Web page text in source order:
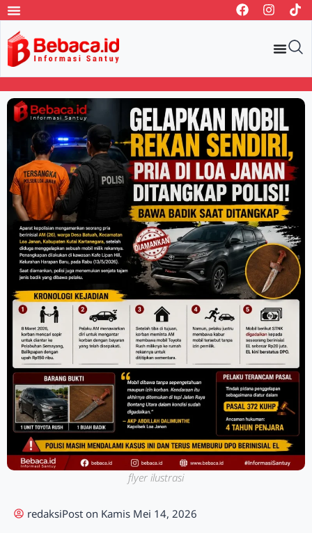
flyer ilustrasi
redaksiPost on Kamis Mei 14, 2026